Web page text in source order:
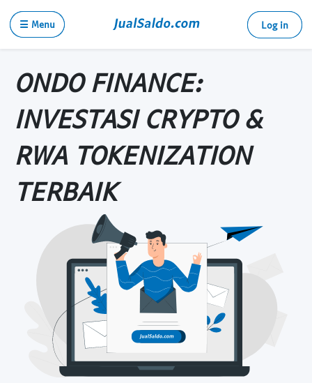
☰ Menu Log in
ONDO FINANCE:
INVESTASI CRYPTO &
RWA TOKENIZATION
TERBAIK